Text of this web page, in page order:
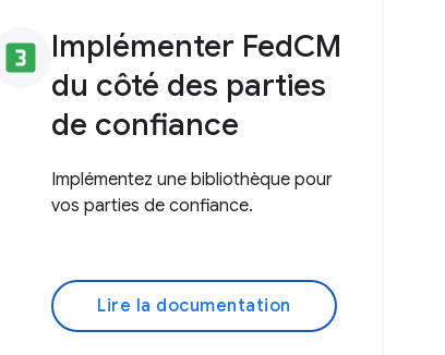
looks_3 Implémenter FedCM
du côté des parties
de confiance
Implémentez une bibliothèque pour
vos parties de confiance.
Lire la documentation